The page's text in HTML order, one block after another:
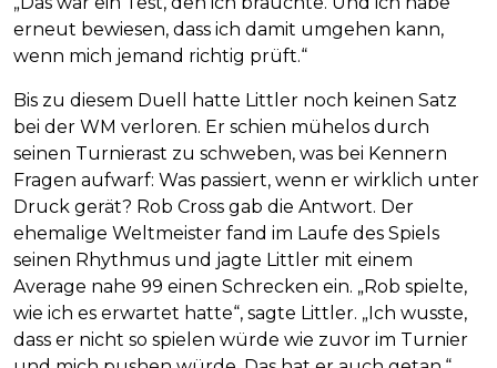
erneut bewiesen, dass ich damit umgehen kann,
wenn mich jemand richtig prüft.“
Bis zu diesem Duell hatte Littler noch keinen Satz
bei der WM verloren. Er schien mühelos durch
seinen Turnierast zu schweben, was bei Kennern
Fragen aufwarf: Was passiert, wenn er wirklich unter
Druck gerät? Rob Cross gab die Antwort. Der
ehemalige Weltmeister fand im Laufe des Spiels
seinen Rhythmus und jagte Littler mit einem
Average nahe 99 einen Schrecken ein. „Rob spielte,
wie ich es erwartet hatte“, sagte Littler. „Ich wusste,
dass er nicht so spielen würde wie zuvor im Turnier